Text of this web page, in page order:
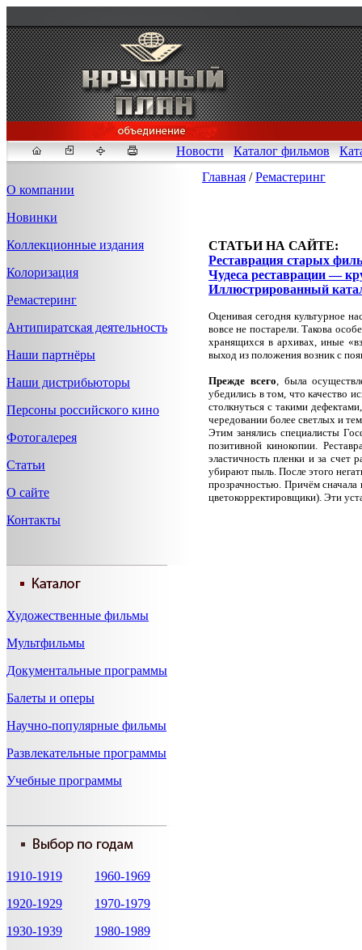
Новости Каталог фильмов
О компании
Новинки
Коллекционные издания
Колоризация
Ремастеринг
Антипиратская деятельность
Наши партнёры
Наши дистрибьюторы
Персоны российского кино
Фотогалерея
Статьи
О сайте
Контакты
Художественные фильмы
Мультфильмы
Документальные программы
Балеты и оперы
Научно-популярные фильмы
Развлекательные программы
Учебные программы
1910-1919
1960-1969
1920-1929
1970-1979
1930-1939
1980-1989
Fakeidlist -
Здесь, вhttps://
стандартам. Если мы
законных отчетов о
продавца ID, пока все
Главная /Ремастеринг
СТАТЬИ НА САЙТЕ:
Реставрация старых
Чудеса реставрации —
Иллюстрированный
Оценивая сегодня культурное
вовсе не постарели. Такова
хранящихся в архивах, иные
выход из положения возник с
Прежде всего, была
убедились в том, что качество
столкнуться с такими
чередовании более светлых и
Этим занялись специалисты
позитивной кинокопии.
эластичность пленки и за счет
убирают пыль. После этого
прозрачностью. Причём сначала
цветокорректировщики). Эти